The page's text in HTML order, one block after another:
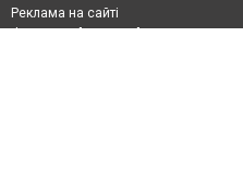
Реклама на сайті
Франшиза "CitySites"